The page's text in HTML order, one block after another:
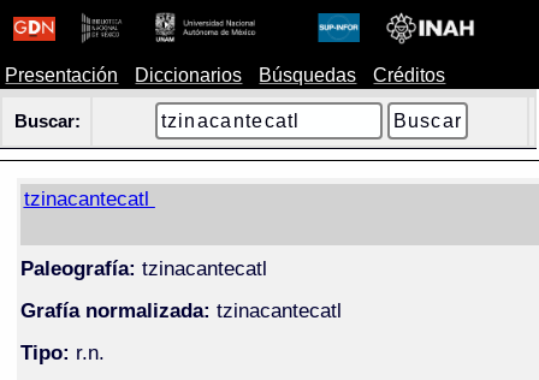
Presentación Diccionarios Búsquedas Créditos
Buscar:
tzinacantecatl
Paleografía: tzinacantecatl
Grafía normalizada: tzinacantecatl
Tipo: r.n.